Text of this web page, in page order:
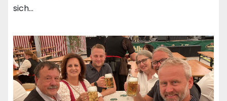
sich…